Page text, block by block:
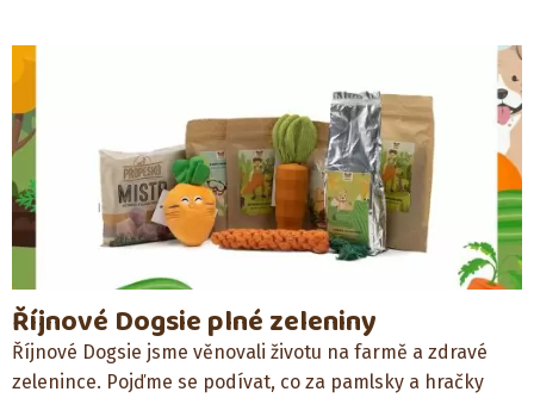
Říjnové Dogsie plné zeleniny
Říjnové Dogsie jsme věnovali životu na farmě a zdravé
zelenince. Pojďme se podívat, co za pamlsky a hračky